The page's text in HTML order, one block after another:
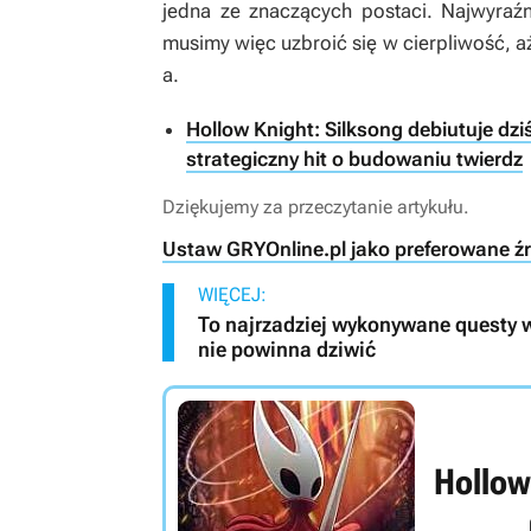
jedna ze znaczących postaci.
musimy więc uzbroić się w cierpliwość,
a.
Hollow Knight: Silksong debiutuje
strategiczny hit o budowaniu twierdz
Dziękujemy za przeczytanie artykułu.
Ustaw GRYOnline.pl jako preferowane
WIĘCEJ:
To najrzadziej wykonywane questy
nie powinna dziwić